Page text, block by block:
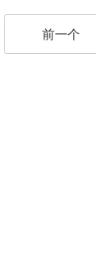
前一个